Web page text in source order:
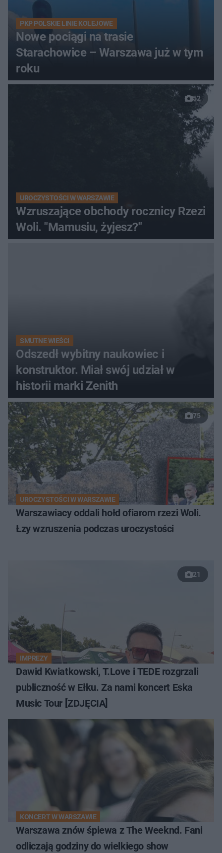
PKP POLSKIE LINIE KOLEJOWE
Nowe pociągi na trasie
Starachowice – Warszawa już w tym
roku
52
UROCZYSTOŚCI W WARSZAWIE
Wzruszające obchody rocznicy Rzezi
Woli. "Mamusiu, żyjesz?"
SMUTNE WIEŚCI
Odszedł wybitny naukowiec i
konstruktor. Miał swój udział w
historii marki Zenith
75
UROCZYSTOŚCI W WARSZAWIE
Warszawiacy oddali hołd ofiarom rzezi Woli.
Łzy wzruszenia podczas uroczystości
21
IMPREZY
Dawid Kwiatkowski, T.Love i TEDE rozgrzali
publiczność w Ełku. Za nami koncert Eska
Music Tour [ZDJĘCIA]
KONCERT W WARSZAWIE
Warszawa znów śpiewa z The Weeknd. Fani
odliczają godziny do wielkiego show